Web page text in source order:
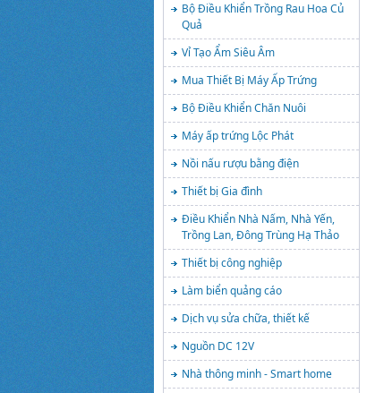
Bộ Điều Khiển Trồng Rau Hoa Củ
Quả
Vỉ Tạo Ẩm Siêu Âm
Mua Thiết Bị Máy Ấp Trứng
Bộ Điều Khiển Chăn Nuôi
Máy ấp trứng Lộc Phát
Nồi nấu rượu bằng điện
Thiết bị Gia đình
Điều Khiển Nhà Nấm, Nhà Yến,
Trồng Lan, Đông Trùng Hạ Thảo
Thiết bị công nghiệp
Làm biển quảng cáo
Dịch vụ sửa chữa, thiết kế
Nguồn DC 12V
Nhà thông minh - Smart home